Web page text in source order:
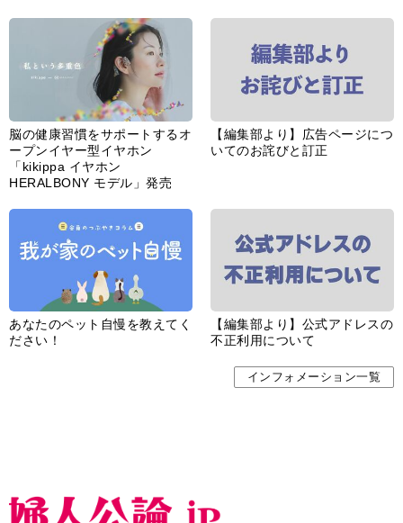
脳の健康習慣をサポートするオ
ープンイヤー型イヤホン
「kikippa イヤホン
HERALBONY モデル」発売
【編集部より】広告ページにつ
いてのお詫びと訂正
あなたのペット自慢を教えてく
ださい！
【編集部より】公式アドレスの
不正利用について
インフォメーション一覧